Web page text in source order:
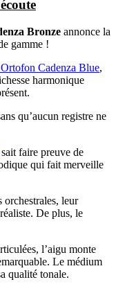
Bronze annonce la
gamme !
Cadenza Blue,
harmonique
qu’aucun registre ne
sait faire preuve de
qui fait merveille
orchestrales, leur
De plus, le
l’aigu monte
Le médium
qualité tonale.